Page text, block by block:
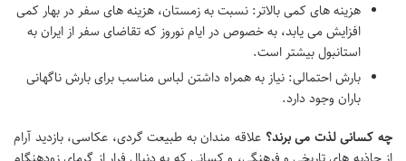
هزینه های کمی بالاتر: نسبت به زمستان، هزینه های سفر در بهار کمی
افزایش می یابد، به خصوص در ایام نوروز که تقاضای سفر از ایران به
استانبول بیشتر است.
بارش احتمالی: نیاز به همراه داشتن لباس مناسب برای بارش ناگهانی
باران وجود دارد.
چه کسانی لذت می برند؟ علاقه مندان به طبیعت گردی، عکاسی، بازدید آرام